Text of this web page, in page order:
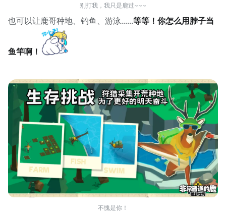
别打我，我只是鹿过~~~
也可以让鹿哥种地、钓鱼、游泳......等等！你怎么用脖子当
鱼竿啊！
不愧是你！